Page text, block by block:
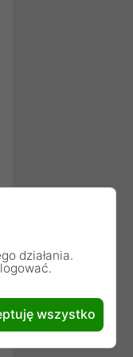
działania.
wszystko